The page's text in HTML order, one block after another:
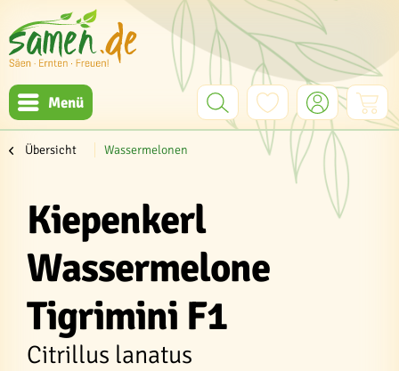
Menü
Übersicht Wassermelonen
Kiepenkerl
Wassermelone
Tigrimini F1
Citrillus lanatus